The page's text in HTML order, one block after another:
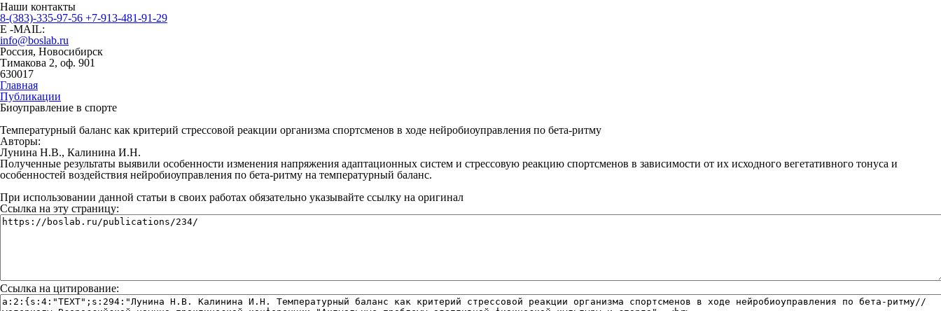
Наши контакты
8-(383)-335-97-56 +7-913-481-91-29
E -MAIL:
info@boslab.ru
Россия, Новосибирск
Тимакова 2, оф. 901
630017
Главная
Публикации
Биоуправление в спорте
Температурный баланс как критерий стрессовой реакции организма спортсменов в ходе нейробиоуправления по бета-ритму
Авторы:
Лунина Н.В., Калинина И.Н.
Полученные результаты выявили особенности изменения напряжения адаптационных систем и стрессовую реакцию спортсменов в зависимости от их исходного вегетативного тонуса и
особенностей воздействия нейробиоуправления по бета-ритму на температурный баланс.
При использовании данной статьи в своих работах обязательно указывайте ссылку на оригинал
Ссылка на эту страницу:
Ссылка на цитирование: